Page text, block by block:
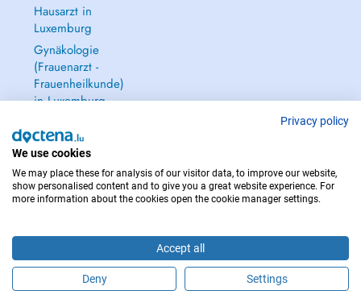
Buchen Sie einen Termin
Hausarzt in
Luxemburg
Gynäkologie
(Frauenarzt -
Frauenheilkunde)
in Luxemburg
IM NOTFALL WENDEN SIE SICH AN : 112
Privacy policy
We use cookies
We may place these for analysis of our visitor data, to improve our website,
show personalised content and to give you a great website experience. For
more information about the cookies open the cookie manager settings.
Accept all
Deny Settings